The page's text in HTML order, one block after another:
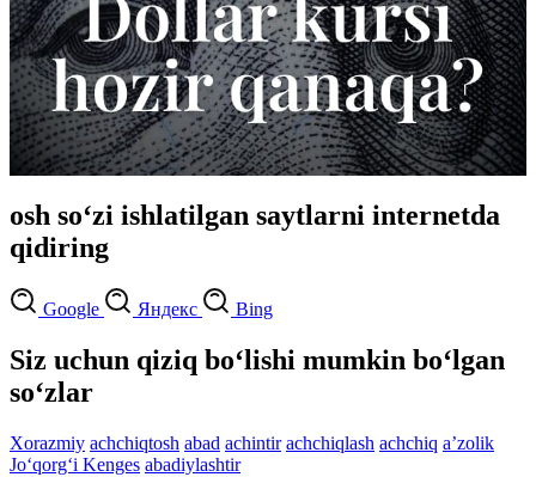
osh so‘zi ishlatilgan saytlarni internetda
qidiring
Google Яндекс Bing
Siz uchun qiziq bo‘lishi mumkin bo‘lgan
so‘zlar
Xorazmiy achchiqtosh abad achintir achchiqlash achchiq aʼzolik
Jo‘qorg‘i Kenges abadiylashtir